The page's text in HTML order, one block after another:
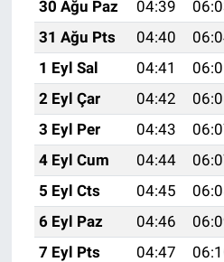
30 Ağu Paz
04:39
31 Ağu Pts
04:40
1 Eyl Sal
04:41
2 Eyl Çar
04:42
3 Eyl Per
04:43
4 Eyl Cum
04:44
5 Eyl Cts
04:45
6 Eyl Paz
04:46
7 Eyl Pts
04:47